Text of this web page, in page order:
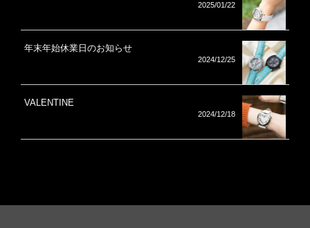
2025/01/22
年末年始休業日のお知らせ
2024/12/25
VALENTINE
2024/12/18